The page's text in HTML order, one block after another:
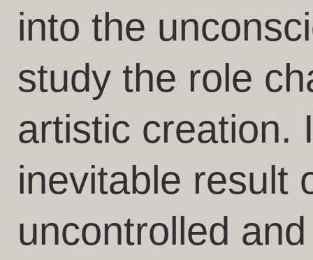
into the
study the role
artistic creation.
inevitable result
uncontrolled